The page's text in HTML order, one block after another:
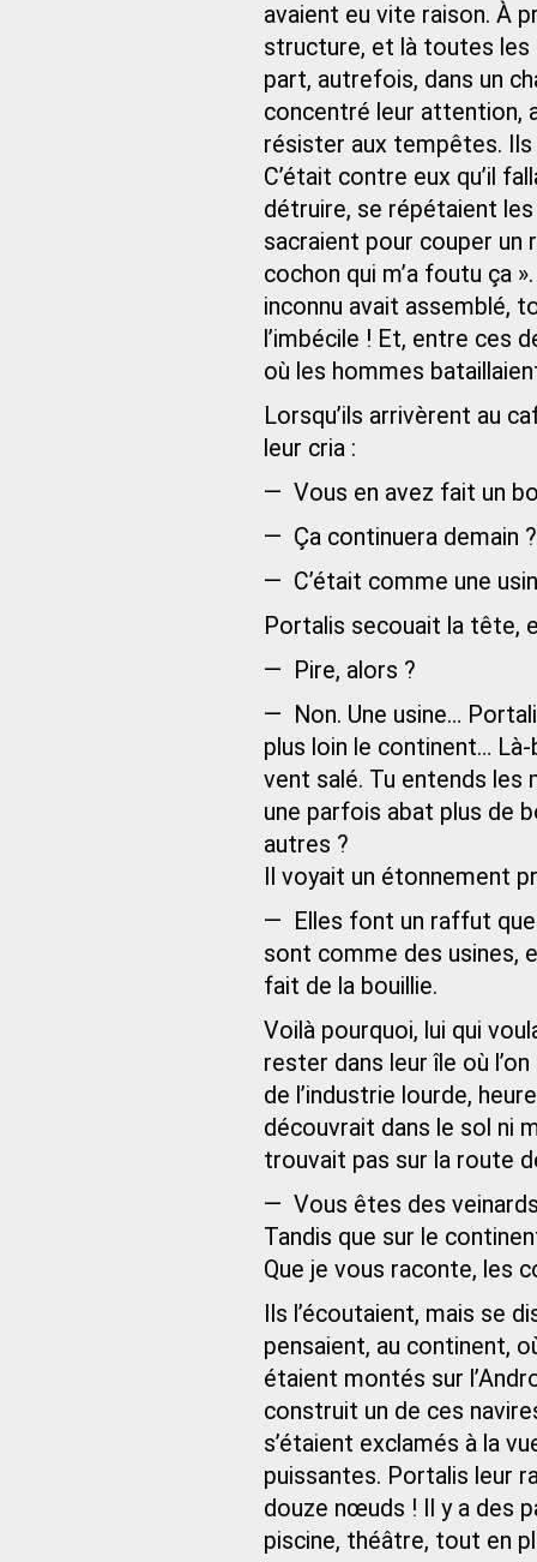
avaient eu vite raison. À
structure, et là toutes les
part, autrefois, dans un
concentré leur attention,
résister aux tempêtes.
C’était contre eux qu’il
détruire, se répétaient les
sacraient pour couper un
cochon qui m’a foutu ça
inconnu avait assemblé,
l’imbécile ! Et, entre ces
où les hommes
Lorsqu’ils arrivèrent au
leur cria :
— Vous en avez fait un
— Ça continuera demain ?
— C’était comme une
Portalis secouait la tête,
— Pire, alors ?
— Non. Une usine…
plus loin le continent…
vent salé. Tu entends les
une parfois abat plus de
autres ?
Il voyait un étonnement
— Elles font un raffut que
sont comme des usines,
fait de la bouillie.
Voilà pourquoi, lui qui
rester dans leur île où
de l’industrie lourde,
découvrait dans le sol ni
trouvait pas sur la route
— Vous êtes des
Tandis que sur le
Que je vous raconte, les
Ils l’écoutaient, mais se
pensaient, au continent,
étaient montés sur
construit un de ces
s’étaient exclamés à la
puissantes. Portalis leur
douze nœuds ! Il y a des
piscine, théâtre, tout en